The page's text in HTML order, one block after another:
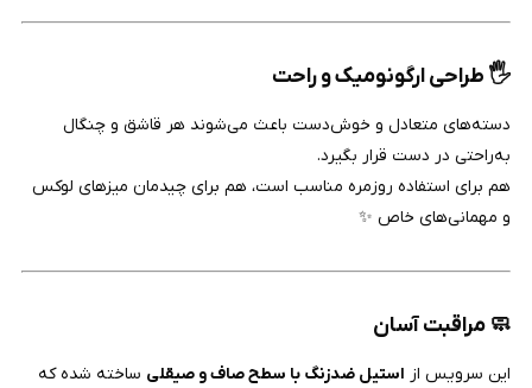
🖐️ طراحی ارگونومیک و راحت
دسته‌های متعادل و خوش‌دست باعث می‌شوند هر قاشق و چنگال
به‌راحتی در دست قرار بگیرد.
هم برای استفاده روزمره مناسب است، هم برای چیدمان میزهای لوکس
و مهمانی‌های خاص ✨
🧼 مراقبت آسان
این سرویس از استیل ضدزنگ با سطح صاف و صیقلی ساخته شده که